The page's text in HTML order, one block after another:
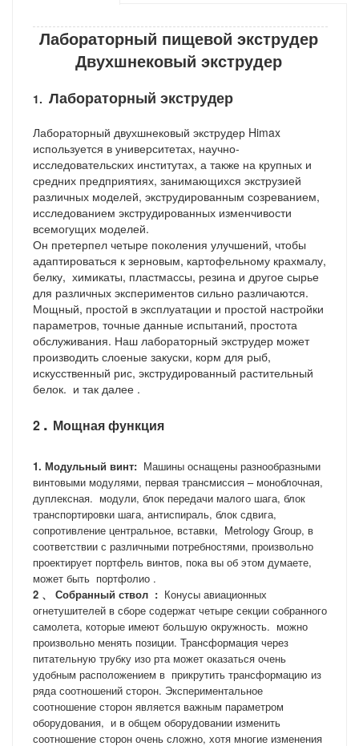
Лабораторный пищевой экструдер
Двухшнековый экструдер
1. Лабораторный экструдер
Лабораторный двухшнековый экструдер Himax
используется в университетах, научно-
исследовательских институтах, а также на крупных и
средних предприятиях, занимающихся экструзией
различных моделей, экструдированным созреванием,
исследованием экструдированных изменчивости
всемогущих моделей.
Он претерпел четыре поколения улучшений, чтобы
адаптироваться к зерновым, картофельному крахмалу,
белку, химикаты, пластмассы, резина и другое сырье
для различных экспериментов сильно различаются.
Мощный, простой в эксплуатации и простой настройки
параметров, точные данные испытаний, простота
обслуживания. Наш лабораторный экструдер может
производить слоеные закуски, корм для рыб,
искусственный рис, экструдированный растительный
белок. и так далее .
2 . Мощная функция
1. Модульный винт: Машины оснащены разнообразными
винтовыми модулями, первая трансмиссия – моноблочная,
дуплексная. модули, блок передачи малого шага, блок
транспортировки шага, антиспираль, блок сдвига,
сопротивление центральное, вставки, Metrology Group, в
соответствии с различными потребностями, произвольно
проектирует портфель винтов, пока вы об этом думаете,
может быть портфолио .
2 、 Собранный ствол : Конусы авиационных
огнетушителей в сборе содержат четыре секции собранного
самолета, которые имеют большую окружность. можно
произвольно менять позиции. Трансформация через
питательную трубку изо рта может оказаться очень
удобным расположением в прикрутить трансформацию из
ряда соотношений сторон. Экспериментальное
соотношение сторон является важным параметром
оборудования, и в общем оборудовании изменить
соотношение сторон очень сложно, хотя многие изменения